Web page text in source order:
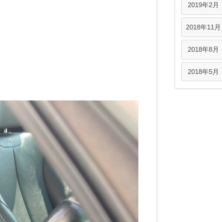
2019年2月
2018年11月
2018年8月
2018年5月